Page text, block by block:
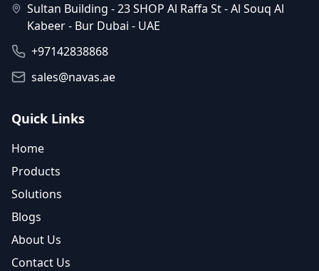
Sultan Building - 23 SHOP Al Raffa St - Al Souq Al
Kabeer - Bur Dubai - UAE
+97142838868
sales@navas.ae
Quick Links
Home
Products
Solutions
Blogs
About Us
Contact Us